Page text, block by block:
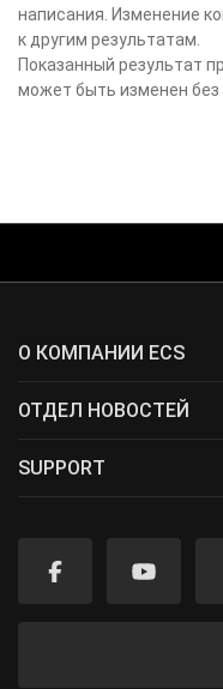
написания. Изменение
к другим результатам.
Показанный результат
может быть изменен без
О КОМПАНИИ ECS
ОТДЕЛ НОВОСТЕЙ
SUPPORT